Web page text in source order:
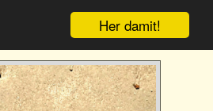
Her damit!